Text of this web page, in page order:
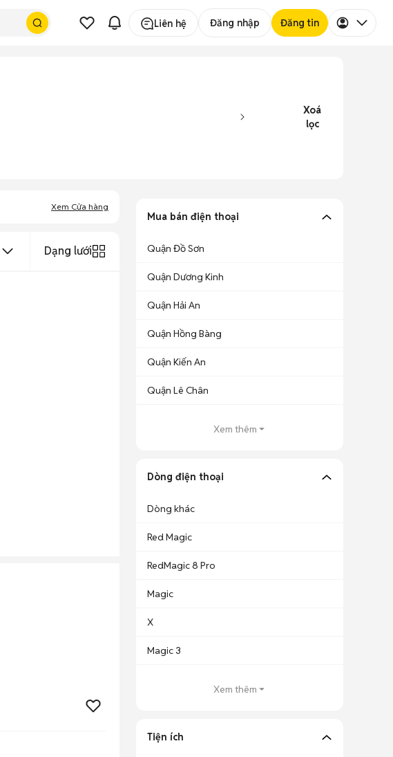
Liên hệ Đăng nhập Đăng tin
Xoá
lọc
Xem Cửa hàng
Dạng lưới
Mua bán điện thoại
Quận Đồ Sơn
Quận Dương Kinh
Quận Hải An
Quận Hồng Bàng
Quận Kiến An
Quận Lê Chân
Xem thêm
Dòng điện thoại
Dòng khác
Red Magic
RedMagic 8 Pro
Magic
X
Magic 3
Xem thêm
Tiện ích